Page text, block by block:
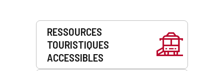
Prestations
RESSOURCES
TOURISTIQUES
ACCESSIBLES